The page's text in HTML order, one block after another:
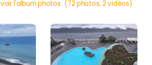
voir l'album photos (72 photos, 2 vidéos)